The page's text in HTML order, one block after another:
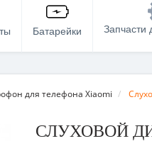
Батарейки Запчасти
для телефона Xiaomi
СЛУХОВОЙ